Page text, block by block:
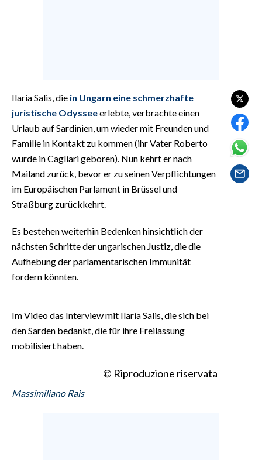
#CARAUNIONE
INSULARITÀ
VIDEO
ABBONATI
ANNUNCI
NECROLOGI
SPIAGGE
STORE
Ilaria Salis, die in Ungarn eine schmerzhafte
juristische Odysseeerlebte, verbrachte einen
Urlaub auf Sardinien, um wieder mit Freunden und
Familie in Kontakt zu kommen (ihr Vater Roberto
wurde in Cagliari geboren). Nun kehrt er nach
Mailand zurück, bevor er zu seinen Verpflichtungen
im Europäischen Parlament in Brüssel und
Straßburg zurückkehrt.
Es bestehen weiterhin Bedenken hinsichtlich der
nächsten Schritte der ungarischen Justiz, die die
Aufhebung der parlamentarischen Immunität
fordern könnten.
Im Video das Interview mit Ilaria Salis, die sich bei
den Sarden bedankt, die für ihre Freilassung
mobilisiert haben.
© Riproduzione riservata
Massimiliano Rais